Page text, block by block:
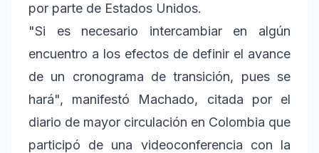
por parte de Estados Unidos.
"Si es necesario intercambiar en algún
encuentro a los efectos de definir el avance
de un cronograma de transición, pues se
hará", manifestó Machado, citada por el
diario de mayor circulación en Colombia que
participó de una videoconferencia con la